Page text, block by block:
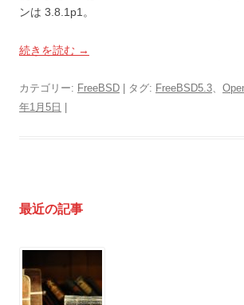
ンは 3.8.1p1。
続きを読む →
カテゴリー: FreeBSD | タグ: FreeBSD5.3
年1月5日
最近の記事